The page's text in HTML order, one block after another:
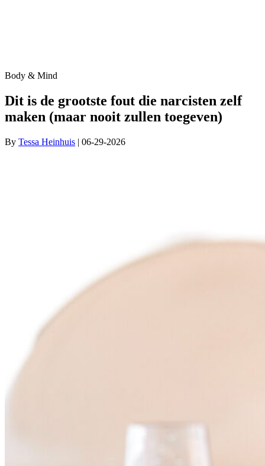
Body & Mind
Dit is de grootste fout die narcisten zelf
maken (maar nooit zullen toegeven)
By Tessa Heinhuis | 06-29-2026